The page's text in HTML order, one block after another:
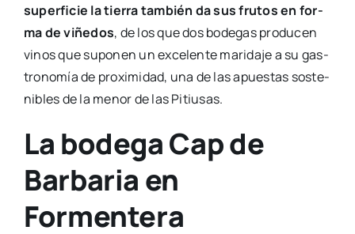
super­fi­cie la tie­rra tam­bién da sus fru­tos en for­
ma de viñe­dos, de los que dos bode­gas pro­du­cen
vinos que supo­nen un exce­len­te mari­da­je a su gas­
tro­no­mía de pro­xi­mi­dad, una de las apues­tas sos­te­
ni­bles de la menor de las Pitiu­sas.
La bodega Cap de
Barbaria en
Formentera